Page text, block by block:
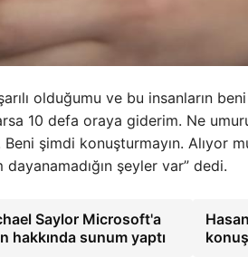
olduğumu ve bu insanların
10 defa oraya giderim. Ne
Beni şimdi konuşturmayın. Alıyor
dayanamadığın şeyler var” dedi.
Saylor Microsoft'a
hakkında sunum yaptı